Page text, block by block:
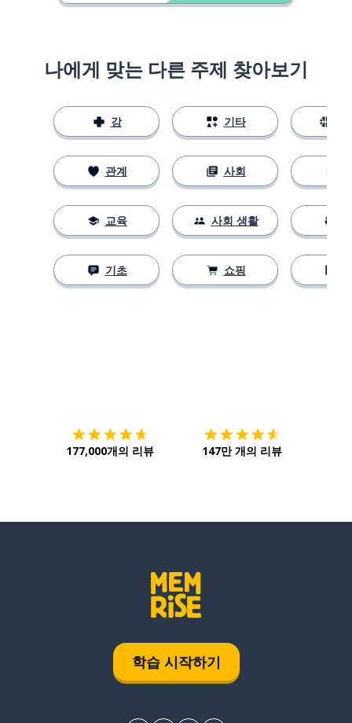
나에게 맞는 다른 주제 찾아보기
강
관계
교육
기초
기타
사회
사회 생활
쇼핑
177,000개의 리뷰 147만 개의 리뷰
학습 시작하기